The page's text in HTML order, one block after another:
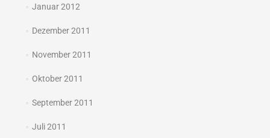
Januar 2012
Dezember 2011
November 2011
Oktober 2011
September 2011
Juli 2011